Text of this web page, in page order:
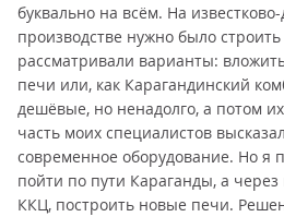
буквально на всём. На
производстве нужно было
рассматривали варианты:
печи или, как Карагандинский
дешёвые, но ненадолго, а потом
часть моих специалистов
современное оборудование. Но я
пойти по пути Караганды, а через
ККЦ, построить новые печи.